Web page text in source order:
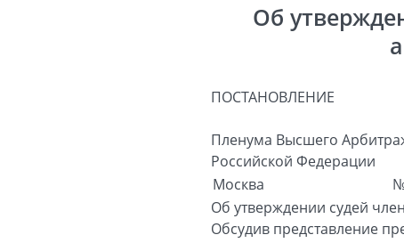
Об
ПОСТАНОВЛЕНИЕ
Пленума Высшего
Российской Федерации
Москва
Об утверждении судей
Обсудив представление